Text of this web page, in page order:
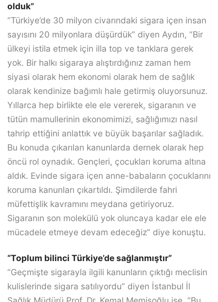
olduk”
“Türkiye’de 30 milyon civarındaki sigara içen insan
sayısını 20 milyonlara düşürdük” diyen Aydın, “Bir
ülkeyi istila etmek için illa top ve tanklara gerek
yok. Bir halkı sigaraya alıştırdığınız zaman hem
siyasi olarak hem ekonomi olarak hem de sağlık
olarak kendinize bağımlı hale getirmiş oluyorsunuz.
Yıllarca hep birlikte ele ele vererek, sigaranın ve
tütün mamullerinin ekonomimizi, sağlığımızı nasıl
tahrip ettiğini anlattık ve büyük başarılar sağladık.
Bu konuda çıkarılan kanunlarda dernek olarak hep
öncü rol oynadık. Gençleri, çocukları koruma altına
aldık. Evinde sigara içen anne-babaların çocuklarını
koruma kanunları çıkartıldı. Şimdilerde fahri
müfettişlik kavramını meydana getiriyoruz.
Sigaranın son molekülü yok oluncaya kadar ele ele
mücadele etmeye devam edeceğiz” diye konuştu.
“Toplum bilinci Türkiye’de sağlanmıştır”
“Geçmişte sigarayla ilgili kanunların çıktığı meclisin
kulislerinde sigara satılıyordu” diyen İstanbul İl